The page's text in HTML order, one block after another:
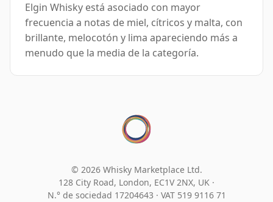
Elgin Whisky está asociado con mayor
frecuencia a notas de miel, cítricos y malta, con
brillante, melocotón y lima apareciendo más a
menudo que la media de la categoría.
© 2026 Whisky Marketplace Ltd.
128 City Road, London, EC1V 2NX, UK ·
N.° de sociedad 17204643 · VAT 519 9116 71